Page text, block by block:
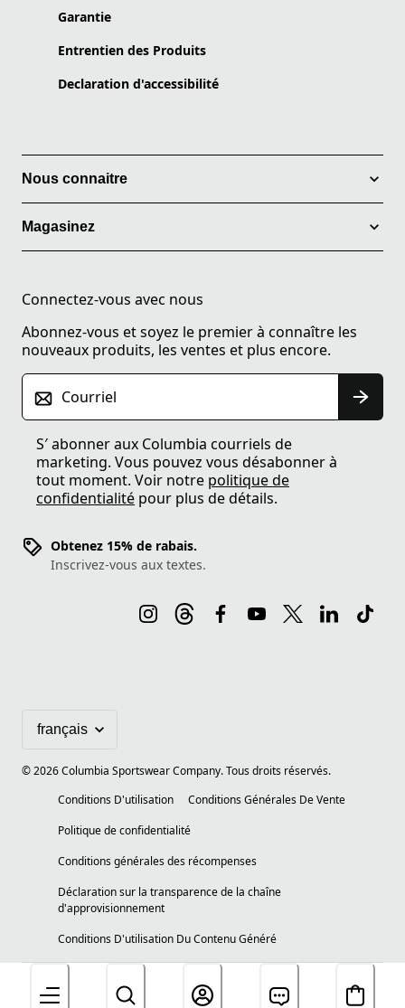
Garantie
Entrentien des Produits
Declaration d'accessibilité
Nous connaitre
Magasinez
Connectez-vous avec nous
Abonnez-vous et soyez le premier à connaître les
nouveaux produits, les ventes et plus encore.
Courriel
S′ abonner aux Columbia courriels de
marketing. Vous pouvez vous désabonner à
tout moment. Voir notre politique de
confidentialité pour plus de détails.
Obtenez 15% de rabais.
Inscrivez-vous aux textes.
©2026Columbia Sportswear Company. Tous droits réservés.
Conditions D'utilisation
Conditions Générales De Vente
Politique de confidentialité
Conditions générales des récompenses
Déclaration sur la transparence de la chaîne
d'approvisionnement
Conditions D'utilisation Du Contenu Généré